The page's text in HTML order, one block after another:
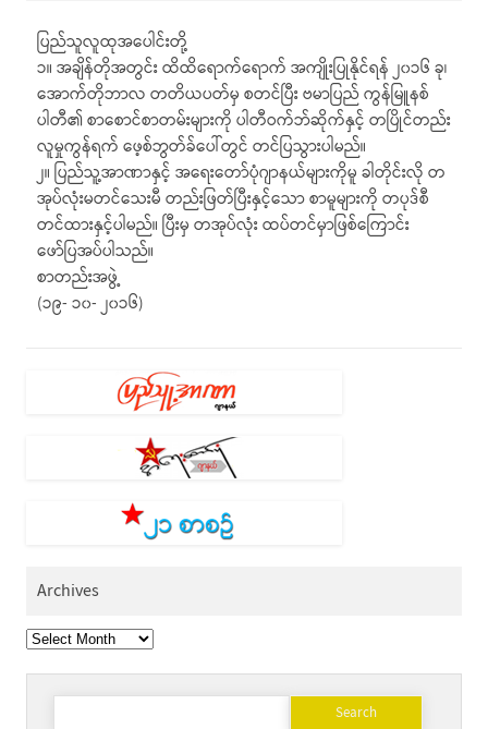
ပြည်သူလူထုအပေါင်းတို့
၁။ အချိန်တိုအတွင်း ထိထိရောက်ရောက် အကျိုးပြုနိုင်ရန် ၂၀၁၆ ခု၊
အောက်တိုဘာလ တတိယပတ်မှ စတင်ပြီး ဗမာပြည် ကွန်မြူနစ်
ပါတီ၏ စာစောင်စာတမ်းများကို ပါတီဝက်ဘ်ဆိုက်နှင့် တပြိုင်တည်း
လူမှုကွန်ရက် ဖေ့စ်ဘွတ်ခ်ပေါ်တွင် တင်ပြသွားပါမည်။
၂။ ပြည်သူ့အာဏာနှင့် အရေးတော်ပုံဂျာနယ်များကိုမူ ခါတိုင်းလို တ
အုပ်လုံးမတင်သေးမီ တည်းဖြတ်ပြီးနှင့်သော စာမူများကို တပုဒ်စီ
တင်ထားနှင့်ပါမည်။ ပြီးမှ တအုပ်လုံး ထပ်တင်မှာဖြစ်ကြောင်း
ဖော်ပြအပ်ပါသည်။
စာတည်းအဖွဲ့
(၁၉- ၁၀- ၂၀၁၆)
Archives
Archives
Search